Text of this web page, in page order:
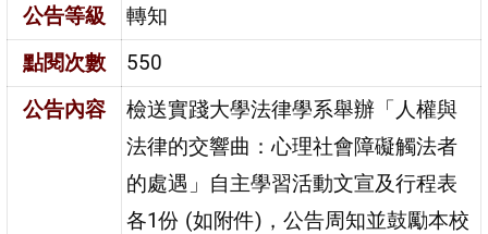
公告等級
轉知
點閱次數
550
公告內容
檢送實踐大學法律學系舉辦「人權與
法律的交響曲：心理社會障礙觸法者
的處遇」自主學習活動文宣及行程表
各1份 (如附件)，公告周知並鼓勵本校